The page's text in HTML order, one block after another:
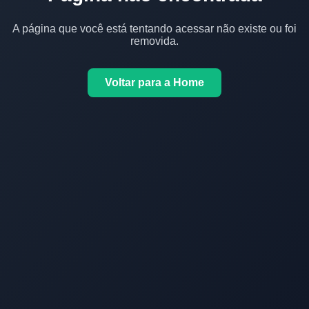
A página que você está tentando acessar não existe ou foi
removida.
Voltar para a Home